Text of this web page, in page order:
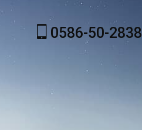
0586-50-2838